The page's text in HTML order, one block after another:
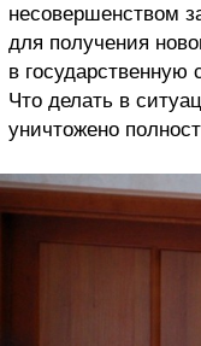
несовершенством
для получения
в государственную
Что делать в
уничтожено